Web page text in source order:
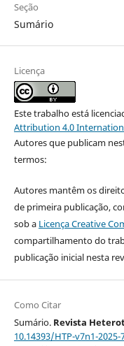
Seção
Sumário
Licença
Este trabalho está
Attribution 4.0
Autores que publicam
termos:
Autores mantêm os
de primeira publicação,
sob a Licença Creative
compartilhamento do
publicação inicial nesta
Como Citar
Sumário. Revista
10.14393/HTP-v7n1-2025-